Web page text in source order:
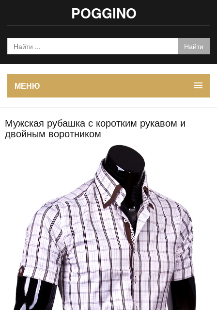
POGGINO
МЕНЮ
Мужская рубашка с коротким рукавом и
двойным воротником